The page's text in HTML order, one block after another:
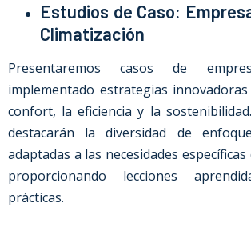
Estudios de Caso:
Climatización
Presentaremos casos de
implementado estrategias
confort, la eficiencia y la
destacarán la diversidad de
adaptadas a las necesidades
proporcionando lecciones
prácticas.